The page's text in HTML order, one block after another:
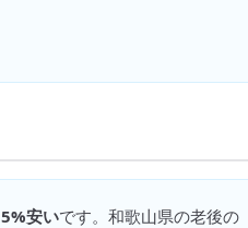
5%安いです。 和歌山県の老後の